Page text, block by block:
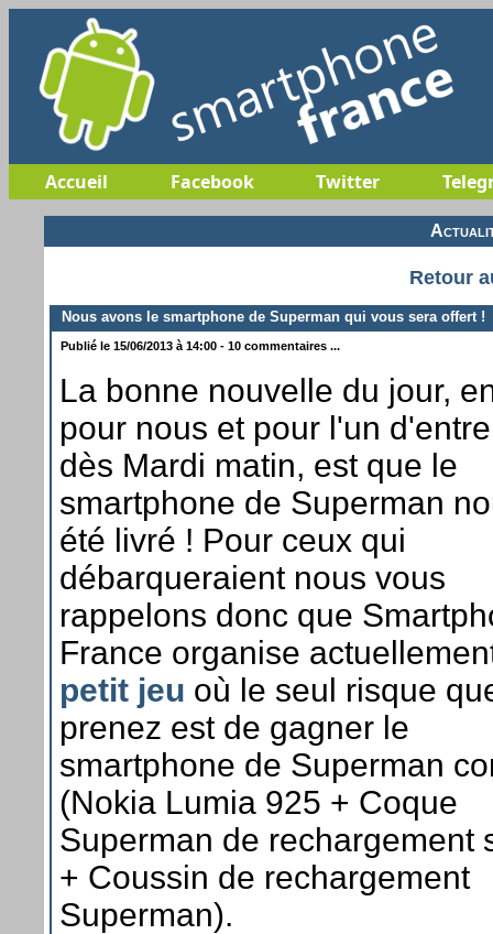
Accueil Facebook Twitter
Retour
Nous avons le smartphone de Superman qui vous sera offert !
Publié le 15/06/2013 à 14:00 - 10 commentaires ...
La bonne nouvelle du jour,
pour nous et pour l'un
dès Mardi matin, est que le
smartphone de Superman
été livré ! Pour ceux qui
débarqueraient nous vous
rappelons donc que
France organise
petit jeu où le seul risque
prenez est de gagner le
smartphone de Superman
(Nokia Lumia 925 + Coque
Superman de rechargement
+ Coussin de rechargement
Superman).